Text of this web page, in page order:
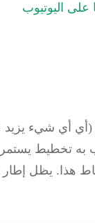
على اليوتيوب
به تخطيط يستمر
هذا. يظل إطار